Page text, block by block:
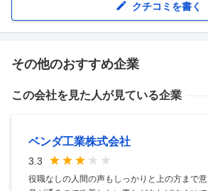
クチコミを書く
その他のおすすめ企業
この会社を見た人が見ている企業
ベンダ工業株式会社
3.3
役職なしの人間の声もしっかりと上の方まで意